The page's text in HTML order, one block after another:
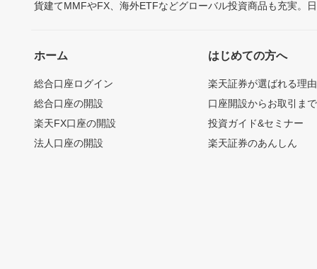
貨建てMMFやFX、海外ETFなどグローバル投資商品も充実。
ホーム
総合口座ログイン
総合口座の開設
楽天FX口座の開設
法人口座の開設
はじめての方へ
楽天証券が選ばれる理由
口座開設からお取引ま
投資ガイド&セミナー
楽天証券のあんしん